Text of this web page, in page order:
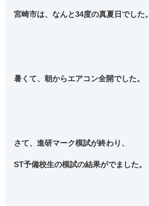
宮崎市は、なんと34度の真夏日でした。
暑くて、朝からエアコン全開でした。
さて、進研マーク模試が終わり、
ST予備校生の模試の結果がでました。